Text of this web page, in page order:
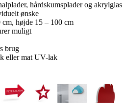
hårdskumsplader og akrylglas
ønske
højde 15 – 100 cm
muligt
brug
eller mat UV-lak